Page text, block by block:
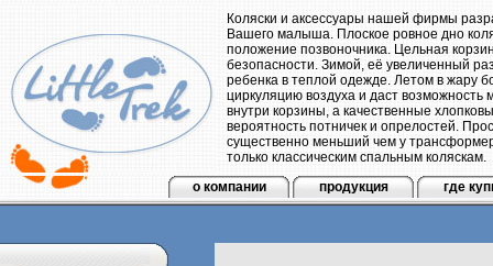
Коляски и аксессуары нашей фирмы
Вашего малыша. Плоское ровное дно
положение позвоночника. Цельная
безопасности. Зимой, её увеличенный
ребенка в теплой одежде. Летом в жару
циркуляцию воздуха и даст возможность
внутри корзины, а качественные
вероятность потничек и опрелостей.
существенно меньший чем у
только классическим спальным коляскам.
о компании
продукция где